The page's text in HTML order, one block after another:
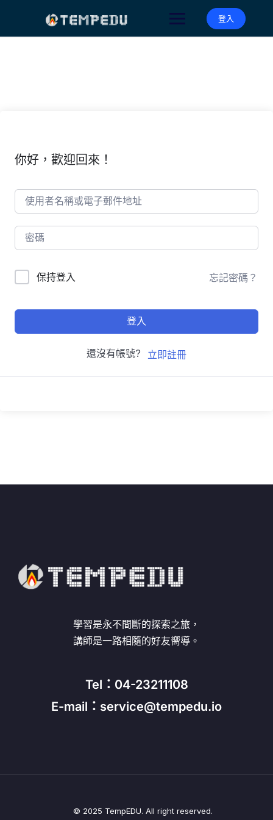
登入
你好，歡迎回來！
保持登入 忘記密碼？
登入
還沒有帳號? 立即註冊
學習是永不間斷的探索之旅，
講師是一路相隨的好友嚮導。
Tel：04-23211108
E-mail：service@tempedu.io
© 2025 TempEDU. All right reserved.